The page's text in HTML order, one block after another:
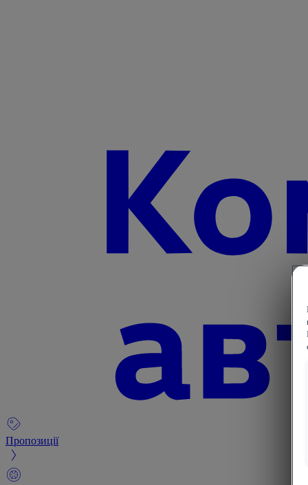
Пропозиції